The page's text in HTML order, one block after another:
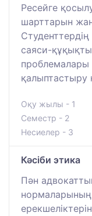
Ресейге
шарттарын
саяси-
проблемалары
қалыптастыру
Оқу жылы - 1
Семестр - 2
Несиелер - 3
Кәсіби этика
Пән